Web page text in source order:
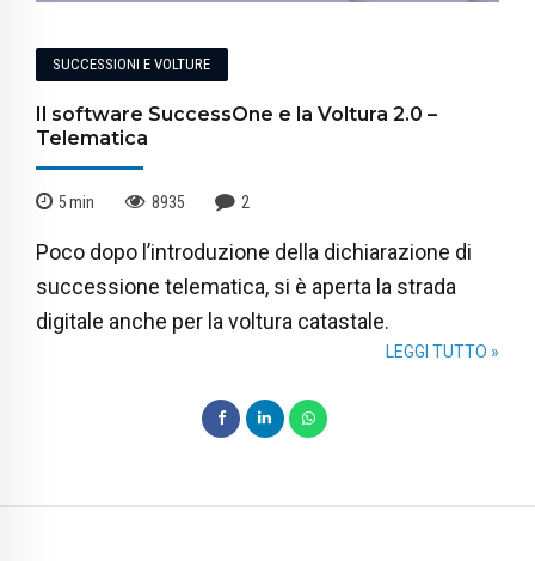
SUCCESSIONI E VOLTURE
Il software SuccessOne e la Voltura 2.0 –
Telematica
5min 8935 2
Poco dopo l’introduzione della dichiarazione di
successione telematica, si è aperta la strada
digitale anche per la voltura catastale.
LEGGI TUTTO »